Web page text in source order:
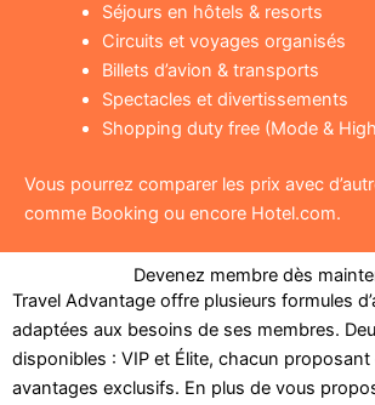
Séjours en hôtels & resorts
Circuits et voyages organisés
Billets d’avion & transports
Spectacles et divertissements
Shopping duty free (Mode &
Vous pourrez comparer les prix avec
comme Booking ou encore Hotel.com.
Devenez membre dès
Travel Advantage offre plusieurs formules
adaptées aux besoins de ses membres.
disponibles : VIP et Élite, chacun
avantages exclusifs. En plus de vous